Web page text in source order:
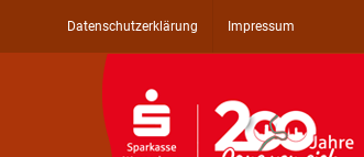
Datenschutzerklärung Impressum